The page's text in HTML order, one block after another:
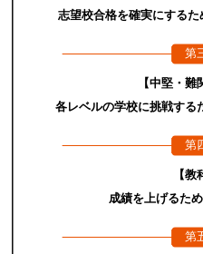
志望校合格を確実にする
第
【中堅・難
各レベルの学校に挑戦する
第
【教
成績を上げるた
第